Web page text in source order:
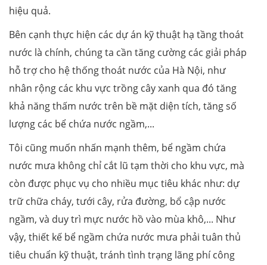
hiệu quả.
Bên cạnh thực hiện các dự án kỹ thuật hạ tầng thoát
nước là chính, chúng ta cần tăng cường các giải pháp
hỗ trợ cho hệ thống thoát nước của Hà Nội, như
nhân rộng các khu vực trồng cây xanh qua đó tăng
khả năng thấm nước trên bề mặt diện tích, tăng số
lượng các bể chứa nước ngầm,...
Tôi cũng muốn nhấn mạnh thêm, bể ngầm chứa
nước mưa không chỉ cắt lũ tạm thời cho khu vực, mà
còn được phục vụ cho nhiều mục tiêu khác như: dự
trữ chữa cháy, tưới cây, rửa đường, bổ cập nước
ngầm, và duy trì mực nước hồ vào mùa khô,... Như
vậy, thiết kế bể ngầm chứa nước mưa phải tuân thủ
tiêu chuẩn kỹ thuật, tránh tình trạng lãng phí công